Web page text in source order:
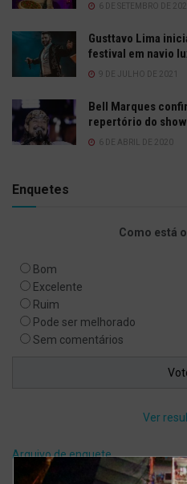
6 DE SETEMBRO DE 2021
Gusttavo Lima
festival em navio
9 DE JULHO DE 2021
Bell Marques
repertório do show
6 DE ABRIL DE 2020
Enquetes
Como está
Bom
Excelente
Ruim
Pode ser melhorado
Sem comentários
Ver
Arquivo de enquete